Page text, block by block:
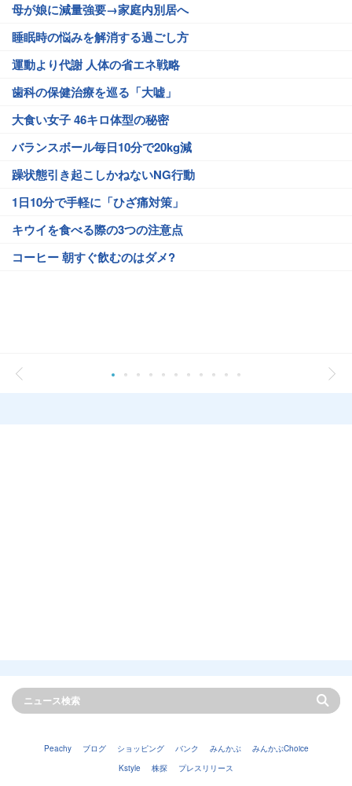
母が娘に減量強要→家庭内別居へ
睡眠時の悩みを解消する過ごし方
運動より代謝 人体の省エネ戦略
歯科の保健治療を巡る「大嘘」
大食い女子 46キロ体型の秘密
バランスボール毎日10分で20kg減
躁状態引き起こしかねないNG行動
1日10分で手軽に「ひざ痛対策」
キウイを食べる際の3つの注意点
コーヒー 朝すぐ飲むのはダメ?
Peachy ブログ ショッピング バンク みんかぶ
みんかぶChoice
Kstyle
株探 プレスリリース